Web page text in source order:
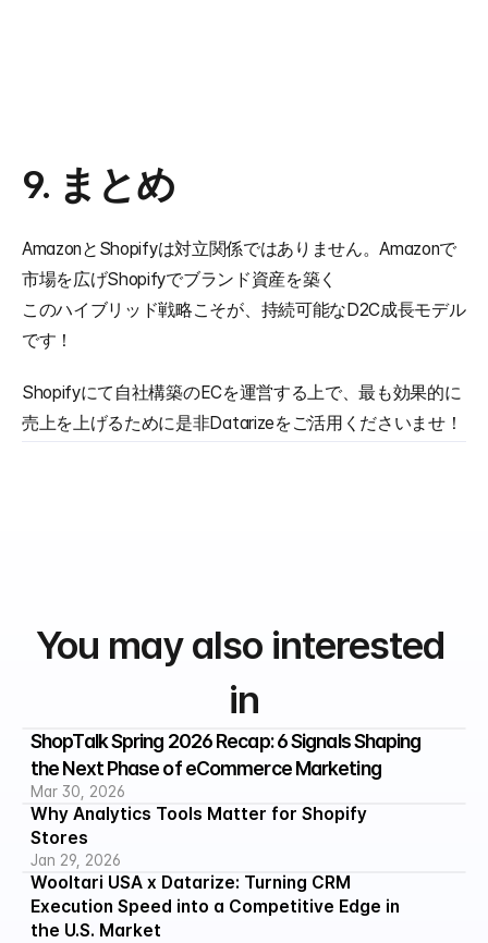
9. まとめ
AmazonとShopifyは対立関係ではありません。Amazonで
市場を広げShopifyでブランド資産を築く
このハイブリッド戦略こそが、持続可能なD2C成長モデル
です！
Shopifyにて自社構築のECを運営する上で、最も効果的に
売上を上げるために是非Datarizeをご活用くださいませ！
You may also interested
in
ShopTalk Spring 2026 Recap: 6 Signals Shaping
the Next Phase of eCommerce Marketing
Mar 30, 2026
Why Analytics Tools Matter for Shopify
Stores
Jan 29, 2026
Wooltari USA x Datarize: Turning CRM
Execution Speed into a Competitive Edge in
the U.S. Market